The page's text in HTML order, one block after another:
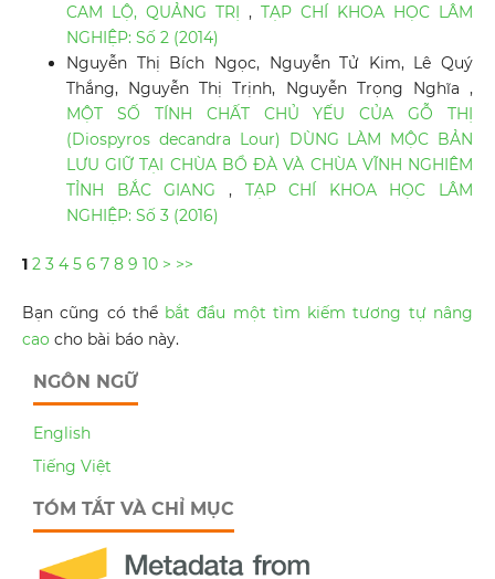
CAM LỘ, QUẢNG TRỊ ,TẠP CHÍ KHOA HỌC LÂM
NGHIỆP: Số 2 (2014)
Nguyễn Thị Bích Ngọc, Nguyễn Tử Kim, Lê Quý
Thắng, Nguyễn Thị Trịnh, Nguyễn Trọng Nghĩa ,
MỘT SỐ TÍNH CHẤT CHỦ YẾU CỦA GỖ THỊ
(Diospyros decandra Lour) DÙNG LÀM MỘC BẢN
LƯU GIỮ TẠI CHÙA BỔ ĐÀ VÀ CHÙA VĨNH NGHIÊM
TỈNH BẮC GIANG , TẠP CHÍ KHOA HỌC LÂM
NGHIỆP: Số 3 (2016)
1 2 3 4 5 6 7 8 9 10 > >>
Bạn cũng có thể bắt đầu một tìm kiếm tương tự nâng
cao cho bài báo này.
NGÔN NGỮ
English
Tiếng Việt
TÓM TẮT VÀ CHỈ MỤC